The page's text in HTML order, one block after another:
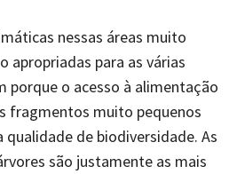
nessas áreas muito
apropriadas para as várias
porque o acesso à alimentação
fragmentos muito pequenos
de biodiversidade. As
são justamente as mais